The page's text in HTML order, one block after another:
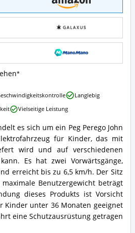
es sich um ein Peg Perego John
für Kinder, das mit
wird und auf verschiedenen
Es hat zwei Vorwärtsgänge,
erreicht bis zu 6,5 km/h. Der Sitz
Benutzergewicht beträgt
dieses Produkts ist Vorsicht
Kinder unter 36 Monaten geeignet
eine Schutzausrüstung getragen
Langlebig
Vielseitige Leistung